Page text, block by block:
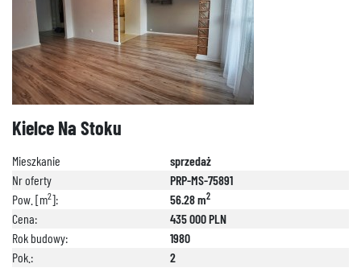
Kielce Na Stoku
Mieszkanie
sprzedaż
Nr oferty
PRP-MS-75891
Pow. [m2]: 56.28 m2
Cena:
435 000 PLN
Rok budowy:
1980
Pok.:
2